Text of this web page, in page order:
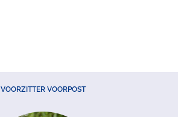
VOORZITTER VOORPOST